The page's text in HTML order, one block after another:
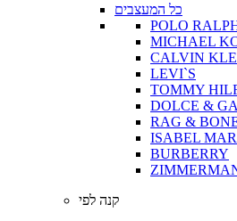
כל המעצבים
POLO
MICHAEL
CALVIN
LEVI`S
TOMMY
DOLCE &
RAG &
ISABEL
BURBERRY
קנה לפי